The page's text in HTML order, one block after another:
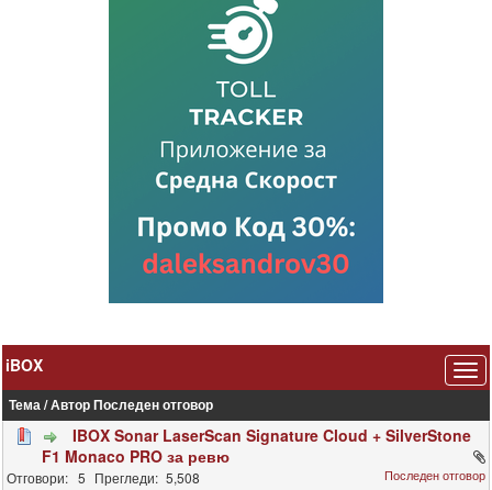
iBOX
Тема/АвторПоследен отговор
IBOX Sonar LaserScan Signature Cloud + SilverStone
F1 Monaco PRO за ревю
5 5,508